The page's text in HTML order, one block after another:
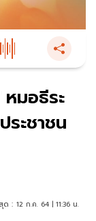
มอธีระ
ะชาชน
ด : 12 ก.ค. 64 | 11:36 น.